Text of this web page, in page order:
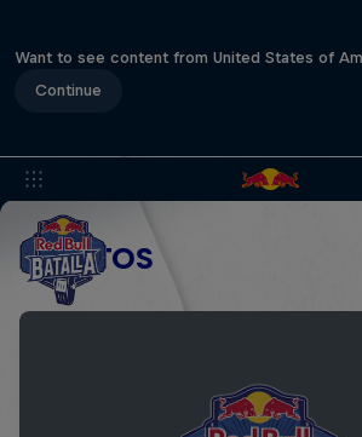
Want to see content from United States of
Continue
EVENTOS